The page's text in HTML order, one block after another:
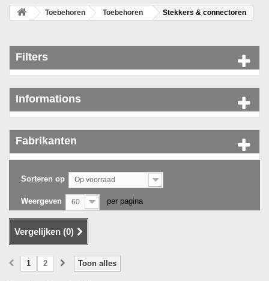
Toebehoren Toebehoren Stekkers & connectoren
Filters
Informations
Fabrikanten
Sorteren op Op voorraad
Weergeven 60 per pagina
Vergelijken (0)
Toon alles
1 2